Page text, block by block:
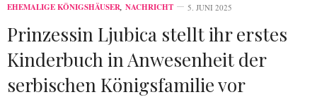
EHEMALIGE KÖNIGSHÄUSER, NACHRICHT 5. JUNI 2025
Prinzessin Ljubica stellt ihr erstes
Kinderbuch in Anwesenheit der
serbischen Königsfamilie vor